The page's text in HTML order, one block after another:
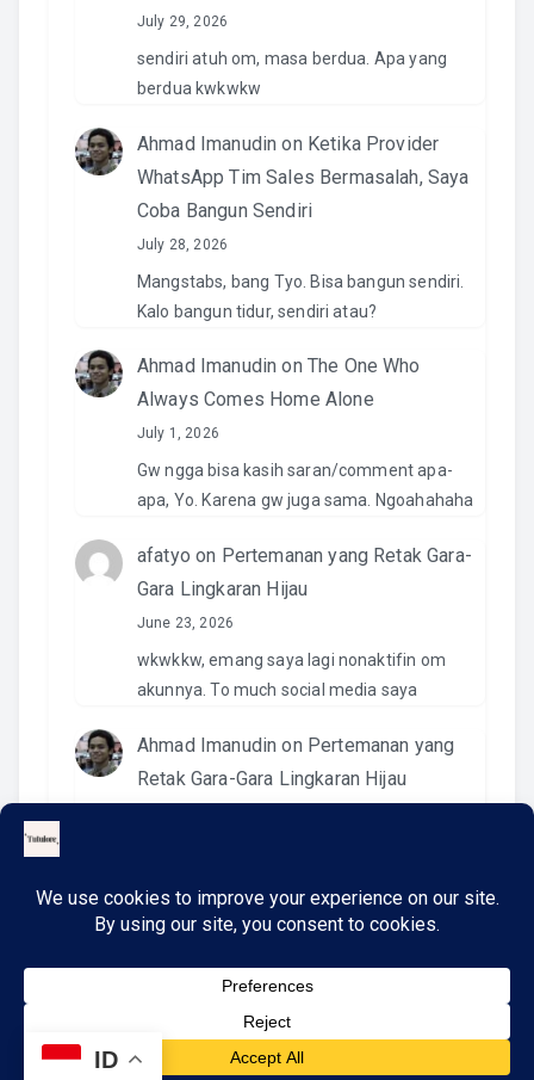
July 29, 2026
sendiri atuh om, masa berdua. Apa yang
berdua kwkwkw
Ahmad Imanudin on Ketika Provider
WhatsApp Tim Sales Bermasalah, Saya
Coba Bangun Sendiri
July 28, 2026
Mangstabs, bang Tyo. Bisa bangun sendiri.
Kalo bangun tidur, sendiri atau?
Ahmad Imanudin on The One Who
Always Comes Home Alone
July 1, 2026
Gw ngga bisa kasih saran/comment apa-
apa, Yo. Karena gw juga sama. Ngoahahaha
afatyo on Pertemanan yang Retak Gara-
Gara Lingkaran Hijau
June 23, 2026
wkwkkw, emang saya lagi nonaktifin om
akunnya. To much social media saya
Ahmad Imanudin on Pertemanan yang
Retak Gara-Gara Lingkaran Hijau
ID